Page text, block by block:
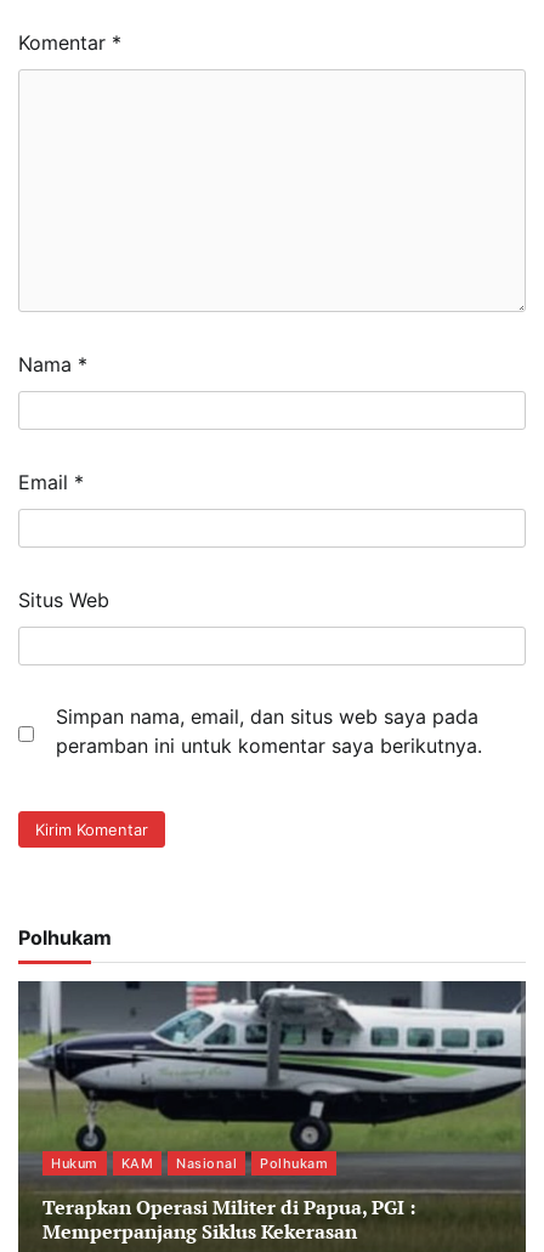
Komentar *
Nama *
Email *
Situs Web
Simpan nama, email, dan situs web saya pada
peramban ini untuk komentar saya berikutnya.
Polhukam
Hukum KAM Nasional Polhukam
Terapkan Operasi Militer di Papua, PGI :
Memperpanjang Siklus Kekerasan